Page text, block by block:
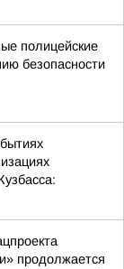
полицейские
безопасности
продолжается